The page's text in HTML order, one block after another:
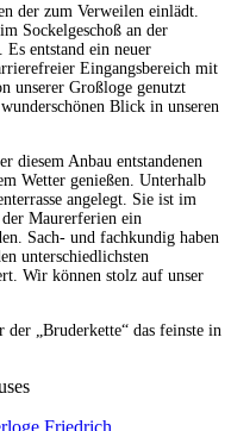
der zum Verweilen einlädt.
Sockelgeschoß an der
Es entstand ein neuer
Eingangsbereich mit
unserer Großloge genutzt
Blick in unseren
diesem Anbau entstandenen
Wetter genießen. Unterhalb
angelegt. Sie ist im
Maurerferien ein
Sach- und fachkundig haben
unterschiedlichsten
Wir können stolz auf unser
„Bruderkette“ das feinste in